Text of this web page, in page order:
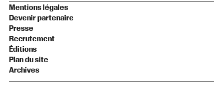
Mentions légales
Devenir partenaire
Presse
Recrutement
Éditions
Plan du site
Archives